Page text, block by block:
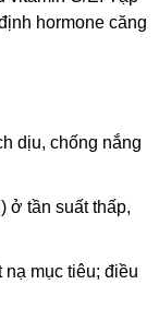
hormone căng
dịu, chống nắng
ở tần suất thấp,
nạ mục tiêu; điều